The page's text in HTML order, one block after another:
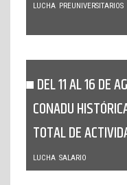
LUCHA PREUNIVERSITARIOS
DEL 11 AL 16 DE
CONADU
TOTAL DE
LUCHA SALARIO